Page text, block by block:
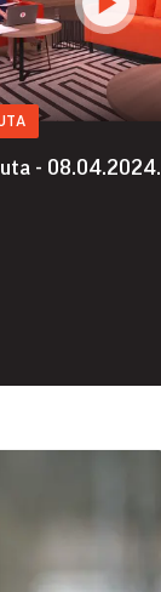
- 08.04.2024.